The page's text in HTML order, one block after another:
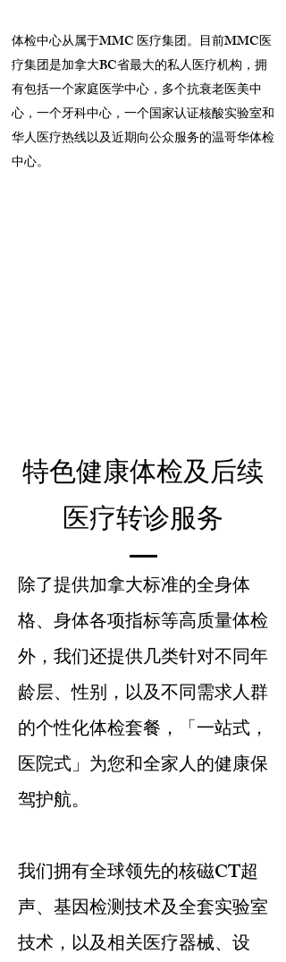
体检中心从属于MMC 医疗集团。目前MMC医
疗集团是加拿大BC省最大的私人医疗机构，拥
有包括一个家庭医学中心，多个抗衰老医美中
心，一个牙科中心，一个国家认证核酸实验室和
华人医疗热线以及近期向公众服务的温哥华体检
中心。
特色健康体检及后续
医疗转诊服务
除了提供加拿大标准的全身体
格、身体各项指标等高质量体检
外，我们还提供几类针对不同年
龄层、性别，以及不同需求人群
的个性化体检套餐，「一站式，
医院式」为您和全家人的健康保
驾护航。
我们拥有全球领先的核磁CT超
声、基因检测技术及全套实验室
技术，以及相关医疗器械、设